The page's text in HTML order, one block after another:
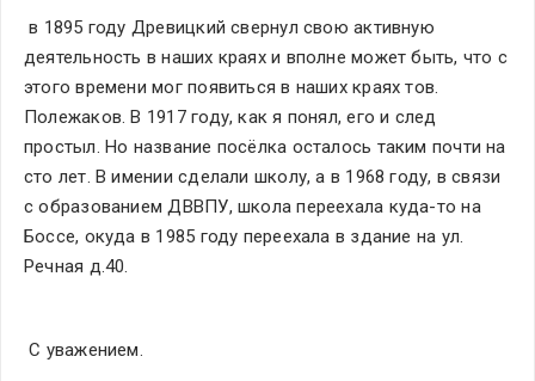
в 1895 году Древицкий свернул свою активную
деятельность в наших краях и вполне может быть, что с
этого времени мог появиться в наших краях тов.
Полежаков. В 1917 году, как я понял, его и след
простыл. Но название посёлка осталось таким почти на
сто лет. В имении сделали школу, а в 1968 году, в связи
с образованием ДВВПУ, школа переехала куда-то на
Боссе, окуда в 1985 году переехала в здание на ул.
Речная д.40.
С уважением.